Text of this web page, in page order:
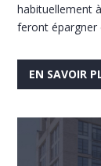
habituellement
feront épargner
EN SAVOIR